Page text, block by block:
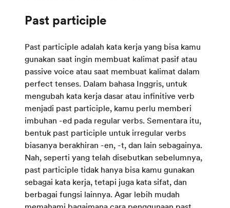
Past participle adalah kata kerja yang bisa kamu
gunakan saat ingin membuat kalimat pasif atau
passive voice atau saat membuat kalimat dalam
perfect tenses. Dalam bahasa Inggris, untuk
mengubah kata kerja dasar atau infinitive verb
menjadi past participle, kamu perlu memberi
imbuhan -ed pada regular verbs. Sementara itu,
bentuk past participle untuk irregular verbs
biasanya berakhiran -en, -t, dan lain sebagainya.
Nah, seperti yang telah disebutkan sebelumnya,
past participle tidak hanya bisa kamu gunakan
sebagai kata kerja, tetapi juga kata sifat, dan
berbagai fungsi lainnya. Agar lebih mudah